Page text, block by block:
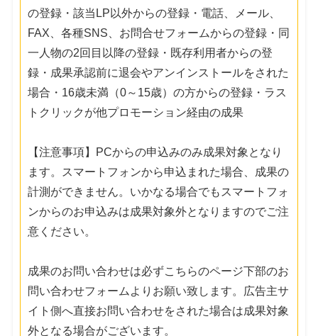
の登録・該当LP以外からの登録・電話、メール、
FAX、各種SNS、お問合せフォームからの登録・同
一人物の2回目以降の登録・既存利用者からの登
録・成果承認前に退会やアンインストールをされた
場合・16歳未満（0～15歳）の方からの登録・ラス
トクリックが他プロモーション経由の成果
【注意事項】PCからの申込みのみ成果対象となり
ます。スマートフォンから申込まれた場合、成果の
計測ができません。いかなる場合でもスマートフォ
ンからのお申込みは成果対象外となりますのでご注
意ください。
成果のお問い合わせは必ずこちらのページ下部のお
問い合わせフォームよりお願い致します。広告主サ
イト側へ直接お問い合わせをされた場合は成果対象
外となる場合がございます。